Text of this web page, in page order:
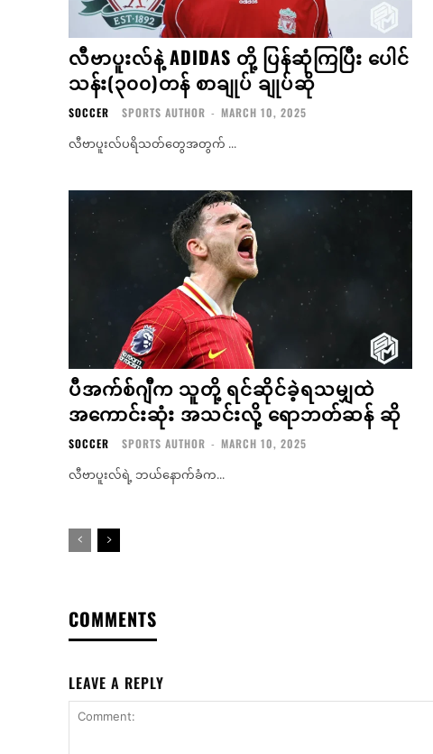
လီဗာပူးလ်နဲ့ ADIDAS တို့ ပြန်ဆုံကြပြီး ပေါင်
သန်း(၃၀၀)တန် စာချုပ် ချုပ်ဆို
SOCCER SPORTS AUTHOR - MARCH 10, 2025
လီဗာပူးလ်ပရိသတ်တွေအတွက် ...
ပီအက်စ်ဂျီက သူတို့ ရင်ဆိုင်ခဲ့ရသမျှထဲ
အကောင်းဆုံး အသင်းလို့ ရောဘတ်ဆန် ဆို
SOCCER SPORTS AUTHOR - MARCH 10, 2025
လီဗာပူးလ်ရဲ့ ဘယ်နောက်ခံက...
COMMENTS
LEAVE A REPLY